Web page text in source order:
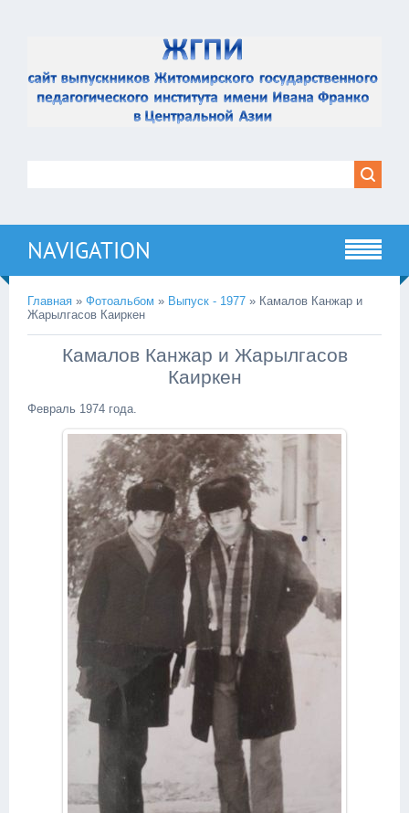
NAVIGATION
Главная » Фотоальбом » Выпуск - 1977 » Камалов Канжар и
Жарылгасов Каиркен
Камалов Канжар и Жарылгасов
Каиркен
Февраль 1974 года.